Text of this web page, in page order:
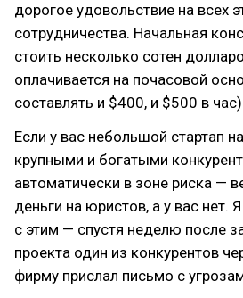
дорогое удовольствие на всех
сотрудничества. Начальная
стоить несколько сотен
оплачивается на почасовой
составлять и $400, и $500 в
Если у вас небольшой стартап
крупными и богатыми
автоматически в зоне риска —
деньги на юристов, а у вас нет.
с этим — спустя неделю после
проекта один из конкурентов
фирму прислал письмо с